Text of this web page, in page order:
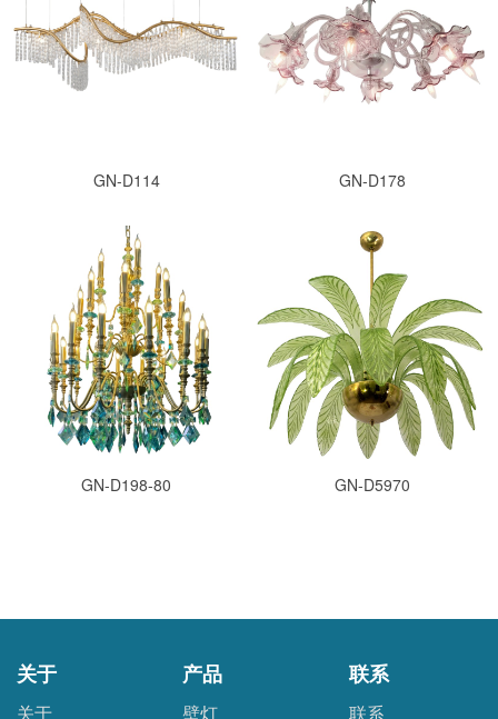
GN-D114 GN-D178
GN-D198-80 GN-D5970
关于
关于
产品
壁灯
联系
联系